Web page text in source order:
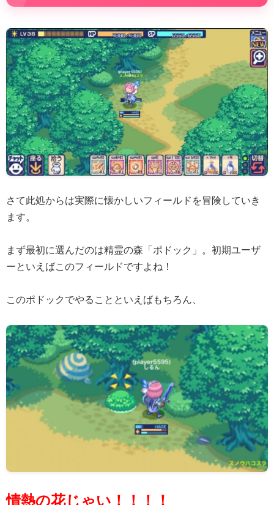
さて此処からは実際に懐かしいフィールドを冒険していき
ます。
まず最初に選んだのは精霊の森「ポドック」。初期ユーザ
ーといえばこのフィールドですよね！
このポドックでやることといえばもちろん、
情熱の花じゃい！！！！